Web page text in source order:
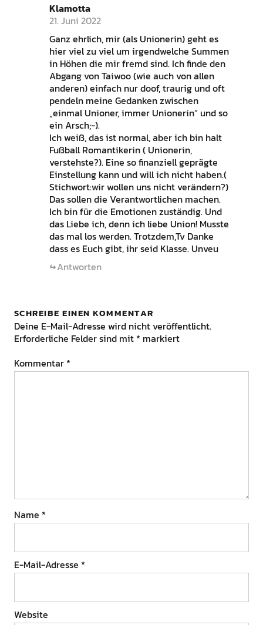
Klamotta
21. Juni 2022
Ganz ehrlich, mir (als Unionerin) geht es
hier viel zu viel um irgendwelche Summen
in Höhen die mir fremd sind. Ich finde den
Abgang von Taiwoo (wie auch von allen
anderen) einfach nur doof, traurig und oft
pendeln meine Gedanken zwischen
„einmal Unioner, immer Unionerin“ und so
ein Arsch;-).
Ich weiß, das ist normal, aber ich bin halt
Fußball Romantikerin ( Unionerin,
verstehste?). Eine so finanziell geprägte
Einstellung kann und will ich nicht haben.(
Stichwort:wir wollen uns nicht verändern?)
Das sollen die Verantwortlichen machen.
Ich bin für die Emotionen zuständig. Und
das Liebe ich, denn ich liebe Union! Musste
das mal los werden. Trotzdem,Tv Danke
dass es Euch gibt, ihr seid Klasse. Unveu
Antworten
SCHREIBE EINEN KOMMENTAR
Deine E-Mail-Adresse wird nicht veröffentlicht.
Erforderliche Felder sind mit * markiert
Kommentar *
Name *
E-Mail-Adresse *
Website